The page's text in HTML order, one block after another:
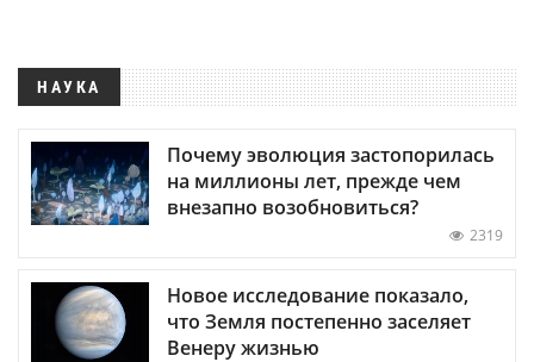
НАУКА
Почему эволюция застопорилась
на миллионы лет, прежде чем
внезапно возобновиться?
2319
Новое исследование показало,
что Земля постепенно заселяет
Венеру жизнью